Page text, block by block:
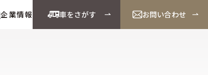
企業情報 車をさがす お問い合わせ